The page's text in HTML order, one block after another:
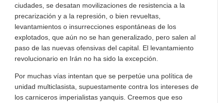
ciudades, se desatan movilizaciones de resistencia a la
precarización y a la represión, o bien revueltas,
levantamientos o insurrecciones espontáneas de los
explotados, que aún no se han generalizado, pero salen al
paso de las nuevas ofensivas del capital. El levantamiento
revolucionario en Irán no ha sido la excepción.
Por muchas vías intentan que se perpetúe una política de
unidad multiclasista, supuestamente contra los intereses de
los carniceros imperialistas yanquis. Creemos que eso